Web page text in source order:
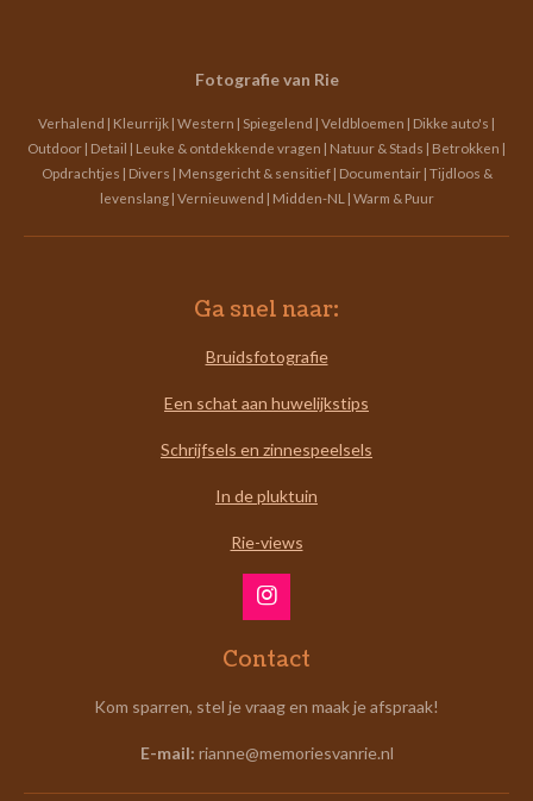
Fotografie van Rie
Verhalend | Kleurrijk | Western | Spiegelend | Veldbloemen | Dikke auto's |
Outdoor | Detail | Leuke & ontdekkende vragen | Natuur & Stads | Betrokken |
Opdrachtjes | Divers | Mensgericht & sensitief | Documentair | Tijdloos &
levenslang | Vernieuwend | Midden-NL | Warm & Puur
Ga snel naar:
Bruidsfotografie
Een schat aan huwelijkstips
Schrijfsels en zinnespeelsels
In de pluktuin
Rie-views
I
n
s
t
g
a
Contact
Kom sparren, stel je vraag en maak je afspraak!
E-mail: rianne@memoriesvanrie.nl